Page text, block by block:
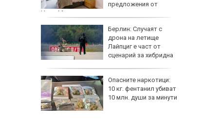
предложения от
HomeMax
Берлин: Случаят с
дрона на летище
Лайпциг е част от
сценарий за хибридна
Опасните наркотици:
10 кг. фентанил убиват
10 млн. души за минути